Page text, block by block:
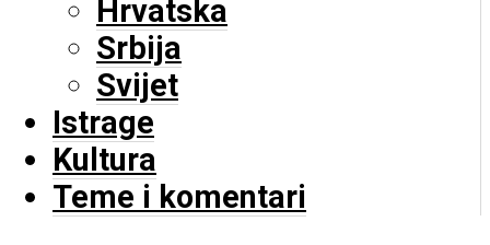
Hrvatska
Srbija
Svijet
Istrage
Kultura
Teme i komentari